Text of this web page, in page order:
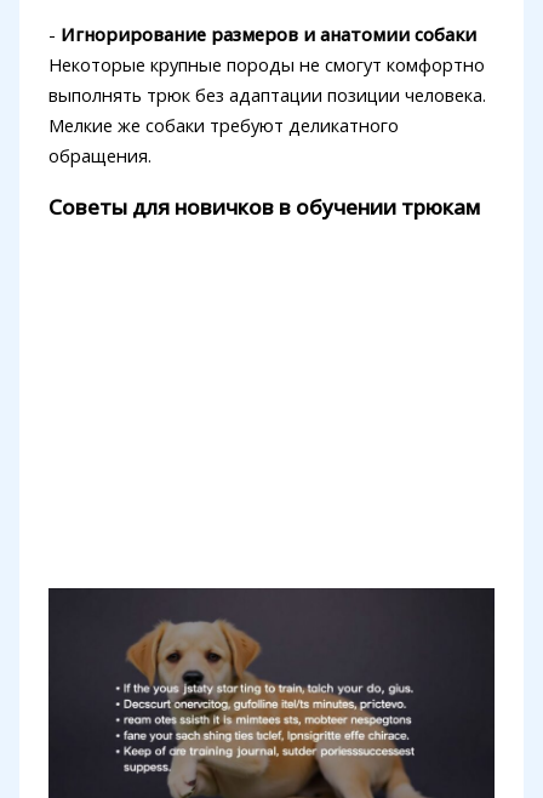
- Игнорирование размеров и анатомии собаки
Некоторые крупные породы не смогут комфортно
выполнять трюк без адаптации позиции человека.
Мелкие же собаки требуют деликатного
обращения.
Советы для новичков в обучении трюкам